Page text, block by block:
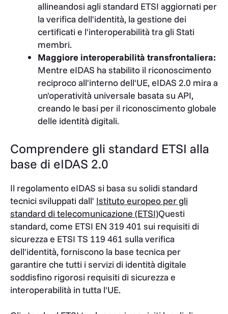
allineandosi agli standard ETSI aggiornati per
la verifica dell'identità, la gestione dei
certificati e l'interoperabilità tra gli Stati
membri.
Maggiore interoperabilità transfrontaliera:
Mentre eIDAS ha stabilito il riconoscimento
reciproco all'interno dell'UE, eIDAS 2.0 mira a
un'operatività universale basata su API,
creando le basi per il riconoscimento globale
delle identità digitali.
Comprendere gli standard ETSI alla
base di eIDAS 2.0
Il regolamento eIDAS si basa su solidi standard
tecnici sviluppati dall' Istituto europeo per gli
standard di telecomunicazione (ETSI)Questi
standard, come ETSI EN 319 401 sui requisiti di
sicurezza e ETSI TS 119 461 sulla verifica
dell'identità, forniscono la base tecnica per
garantire che tutti i servizi di identità digitale
soddisfino rigorosi requisiti di sicurezza e
interoperabilità in tutta l'UE.